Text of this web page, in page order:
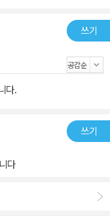
지 않을 정도로 재미있게
이 어떻게 활용하느냐에
는 행운, 그리고 그 행운을
말이 더해져 독자들에게
쓰기
다.
쓰기
다